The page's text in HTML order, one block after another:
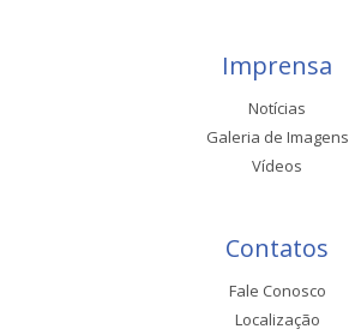
Imprensa
Notícias
Galeria de Imagens
Vídeos
Contatos
Fale Conosco
Localização